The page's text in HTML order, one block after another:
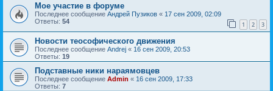
Мое участие в форуме
Последнее сообщение Андрей Пузиков « 17 сен 2009, 02:09
Ответы: 54 1 2 3
Новости теософического движения
Последнее сообщение Andrej « 16 сен 2009, 20:53
Ответы: 19
Подставные ники нараямовцев
Последнее сообщение Admin « 16 сен 2009, 17:33
Ответы: 7